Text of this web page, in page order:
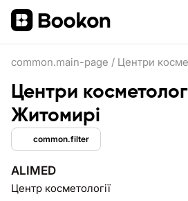
common.main-page / Центри
Центри
Житомирі
common.filter
ALIMED
Центр косметології